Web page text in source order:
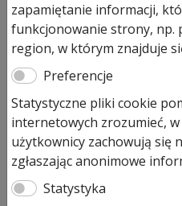
Paczka ze
H
180,00zł
Pozostało tylko: 1 (może być
ilość
zapamiętanie informacji,
funkcjonowanie strony, np.
region, w którym znajduje
Preferencje
Statystyczne pliki cookie
internetowych zrozumieć,
użytkownicy zachowują się
zgłaszając anonimowe
Statystyka